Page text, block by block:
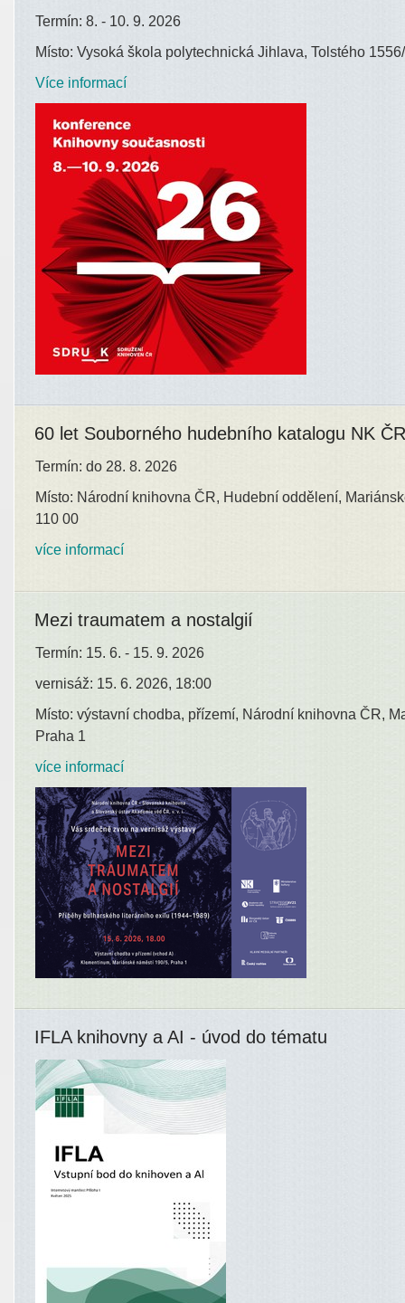
Termín: 8. - 10. 9. 2026
Místo: Vysoká škola polytechnická Jihlava, Tolstého
Více informací
60 let Souborného hudebního katalogu NK ČR
Termín: do 28. 8. 2026
Místo: Národní knihovna ČR, Hudební oddělení,
110 00
více informací
Mezi traumatem a nostalgií
Termín: 15. 6. - 15. 9. 2026
vernisáž: 15. 6. 2026, 18:00
Místo: výstavní chodba, přízemí, Národní knihovna ČR,
Praha 1
více informací
IFLA knihovny a AI - úvod do tématu